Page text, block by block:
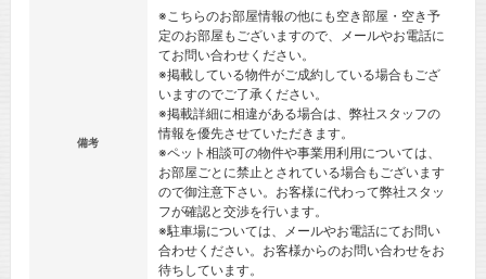
備考
※こちらのお部屋情報の他にも空き部屋・空き予
定のお部屋もございますので、メールやお電話に
てお問い合わせください。
※掲載している物件がご成約している場合もござ
いますのでご了承ください。
※掲載詳細に相違がある場合は、弊社スタッフの
情報を優先させていただきます。
※ペット相談可の物件や事業用利用については、
お部屋ごとに禁止とされている場合もございます
ので御注意下さい。お客様に代わって弊社スタッ
フが確認と交渉を行います。
※駐車場については、メールやお電話にてお問い
合わせください。お客様からのお問い合わせをお
待ちしています。